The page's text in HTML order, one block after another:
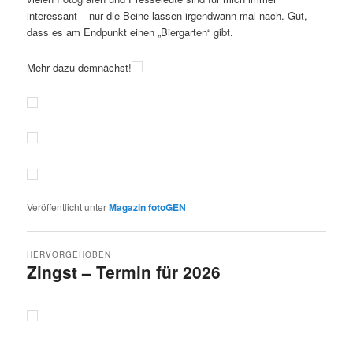
interessant – nur die Beine lassen irgendwann mal nach. Gut,
dass es am Endpunkt einen „Biergarten“ gibt.
Mehr dazu demnächst!
Veröffentlicht unterMagazin fotoGEN
Zingst – Termin für 2026
HERVORGEHOBEN